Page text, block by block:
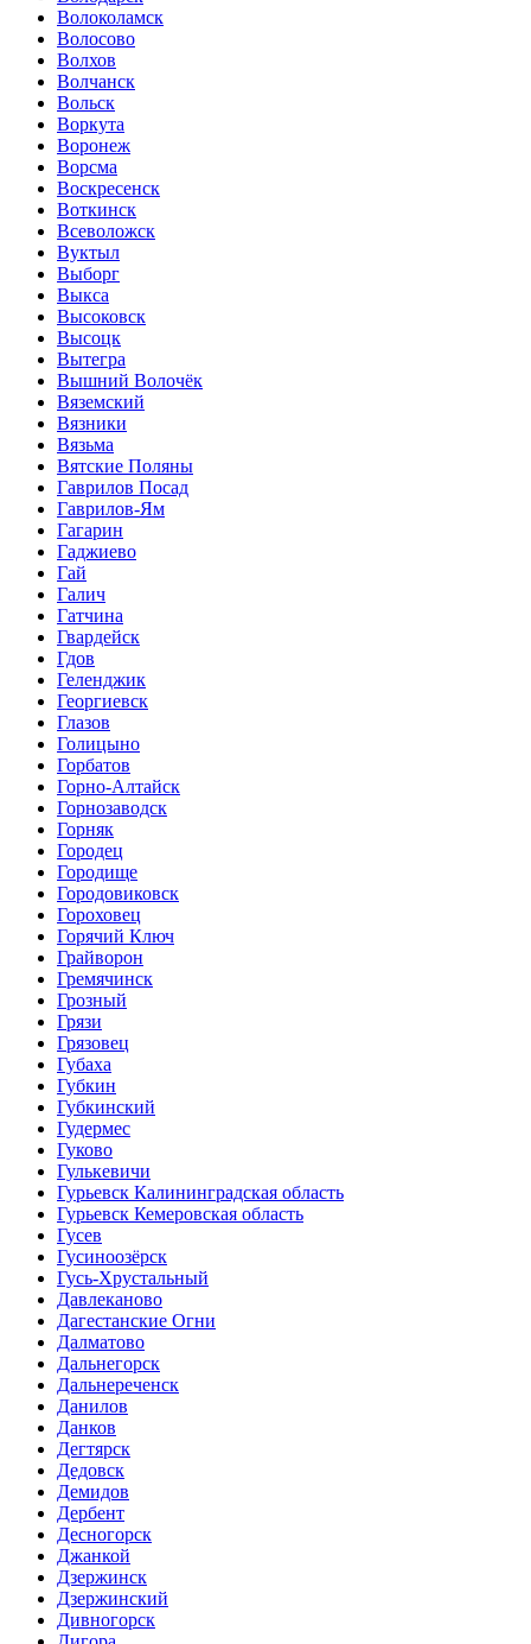
Волоколамск
Волосово
Волхов
Волчанск
Вольск
Воркута
Воронеж
Ворсма
Воскресенск
Воткинск
Всеволожск
Вуктыл
Выборг
Выкса
Высоковск
Высоцк
Вытегра
Вышний Волочёк
Вяземский
Вязники
Вязьма
Вятские Поляны
Гаврилов Посад
Гаврилов-Ям
Гагарин
Гаджиево
Гай
Галич
Гатчина
Гвардейск
Гдов
Геленджик
Георгиевск
Глазов
Голицыно
Горбатов
Горно-Алтайск
Горнозаводск
Горняк
Городец
Городище
Городовиковск
Гороховец
Горячий Ключ
Грайворон
Гремячинск
Грозный
Грязи
Грязовец
Губаха
Губкин
Губкинский
Гудермес
Гуково
Гулькевичи
Гурьевск Калининградская область
Гурьевск Кемеровская область
Гусев
Гусиноозёрск
Гусь-Хрустальный
Давлеканово
Дагестанские Огни
Далматово
Дальнегорск
Дальнереченск
Данилов
Данков
Дегтярск
Дедовск
Демидов
Дербент
Десногорск
Джанкой
Дзержинск
Дзержинский
Дивногорск